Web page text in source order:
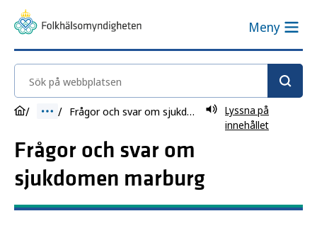
Meny
Sök på webbplatsen
Frågor och svar om sjukdomen marburg
Lyssna på
innehållet
Frågor och svar om
sjukdomen marburg